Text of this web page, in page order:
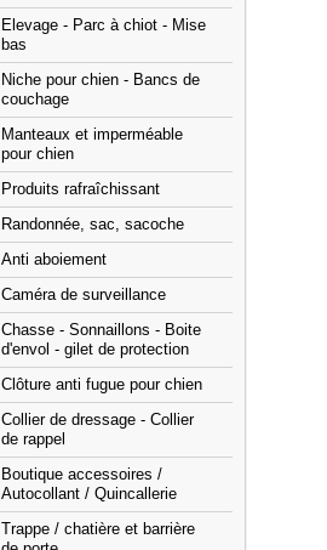
Elevage - Parc à chiot - Mise
bas
Niche pour chien - Bancs de
couchage
Manteaux et imperméable
pour chien
Produits rafraîchissant
Randonnée, sac, sacoche
Anti aboiement
Caméra de surveillance
Chasse - Sonnaillons - Boite
d'envol - gilet de protection
Clôture anti fugue pour chien
Collier de dressage - Collier
de rappel
Boutique accessoires /
Autocollant / Quincallerie
Trappe / chatière et barrière